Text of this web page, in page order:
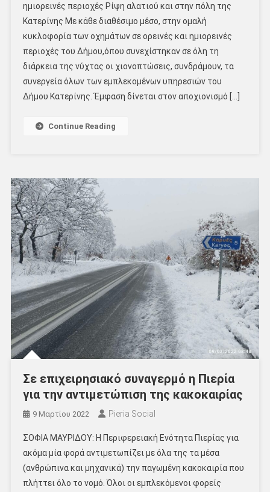
ημιορεινές περιοχές Ρίψη αλατιού και στην πόλη της
Κατερίνης Mε κάθε διαθέσιμο μέσο, στην ομαλή
κυκλοφορία των οχημάτων σε ορεινές και ημιορεινές
περιοχές του Δήμου,όπου συνεχίστηκαν σε όλη τη
διάρκεια της νύχτας οι χιονοπτώσεις, συνδράμουν, τα
συνεργεία όλων των εμπλεκομένων υπηρεσιών του
Δήμου Κατερίνης. Έμφαση δίνεται στον αποχιονισμό […]
Continue Reading
Σε επιχειρησιακό συναγερμό η Πιερία
για την αντιμετώπιση της κακοκαιρίας
9 Μαρτίου 2022 Pieria Social
ΣΟΦΙΑ ΜΑΥΡΙΔΟΥ: Η Περιφερειακή Ενότητα Πιερίας για
ακόμα μία φορά αντιμετωπίζει με όλα της τα μέσα
(ανθρώπινα και μηχανικά) την παγωμένη κακοκαιρία που
πλήττει όλο το νομό. Όλοι οι εμπλεκόμενοι φορείς